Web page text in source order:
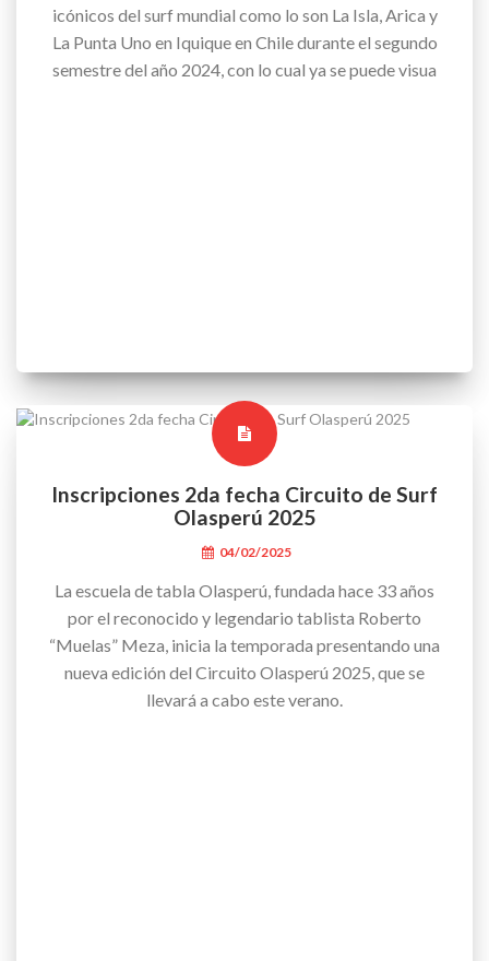
icónicos del surf mundial como lo son La Isla, Arica y
La Punta Uno en Iquique en Chile durante el segundo
semestre del año 2024, con lo cual ya se puede visua
Inscripciones 2da fecha Circuito de Surf
Olasperú 2025
04/02/2025
La escuela de tabla Olasperú, fundada hace 33 años
por el reconocido y legendario tablista Roberto
“Muelas” Meza, inicia la temporada presentando una
nueva edición del Circuito Olasperú 2025, que se
llevará a cabo este verano.